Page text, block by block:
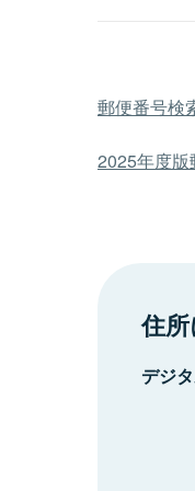
郵便番号検
2025年度
住
デジ